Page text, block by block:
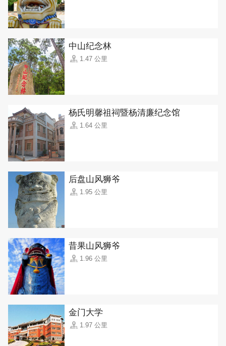
中山纪念林
1.47 公里
杨氏明馨祖祠暨杨清廉纪念馆
1.64 公里
后盘山风狮爷
1.95 公里
昔果山风狮爷
1.96 公里
金门大学
1.97 公里